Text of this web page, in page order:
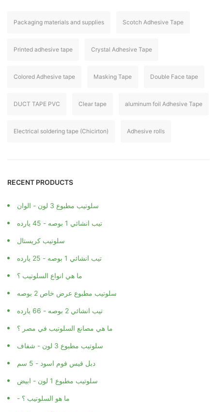
Packaging materials and supplies Scotch Adhesive Tape
Printed adhesive tape Crystal Adhesive Tape
Colored Adhesive tape Masking Tape Double Face tape
DUCT TAPE PVC Clear tape aluminum foil Adhesive Tape
Electrical soldering tape (Chicirton) Adhesive rolls
RECENT PRODUCTS
سلوتيب مطبوع 3 لون - الوان
تيب انشائي 1 بوصه - 45 يارده
سلوتيب كريستال
تيب انشائي 1 بوصه - 25 يارده
ما هي انواع السلوتيب ؟
سلوتيب مطبوع عرض خاص 2 بوصه
تيب انشائي 2 بوصه - 66 يارده
ما هي مصانع السلوتيب في مصر ؟
سلوتيب مطبوع 3 لون - شفاف
دبل فيس فوم اسود - 5 سم
سلوتيب مطبوع 1 لون - ابيض
- ما هو السلوتيب ؟